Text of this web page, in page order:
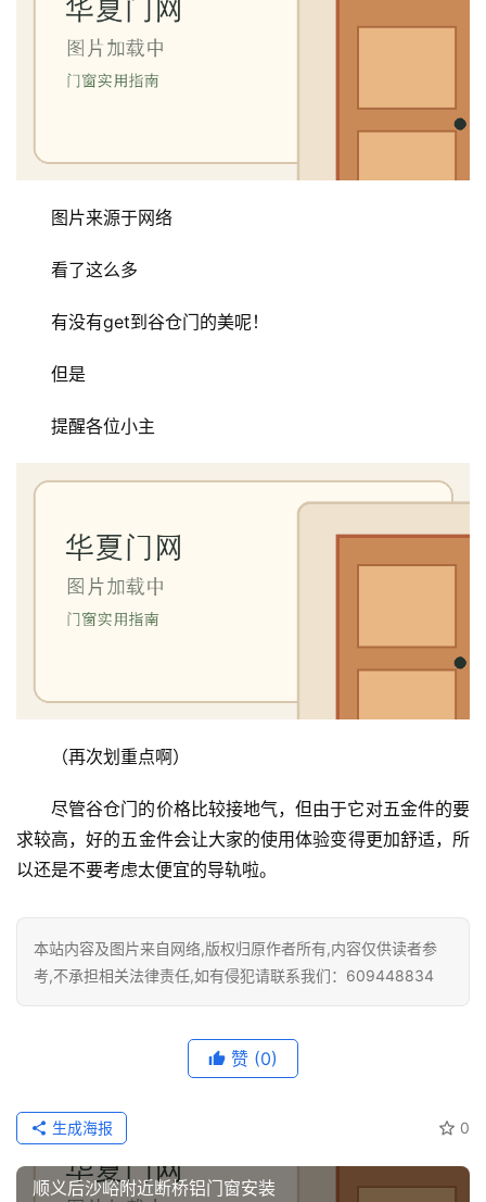
图片来源于网络
看了这么多
有没有get到谷仓门的美呢！
但是
提醒各位小主
（再次划重点啊）
尽管谷仓门的价格比较接地气，但由于它对五金件的要
求较高，好的五金件会让大家的使用体验变得更加舒适，所
以还是不要考虑太便宜的导轨啦。
本站内容及图片来自网络,版权归原作者所有,内容仅供读者参
考,不承担相关法律责任,如有侵犯请联系我们：609448834
赞 (0)
0
生成海报
顺义后沙峪附近断桥铝门窗安装